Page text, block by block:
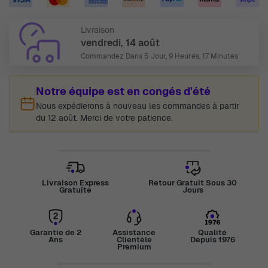
Livraison
vendredi, 14 août
Commandez Dans 5 Jour, 9 Heures, 17 Minutes
Notre équipe est en congés d'été
Nous expédierons à nouveau les commandes à partir
du 12 août. Merci de votre patience.
Livraison Express
Gratuite
Retour Gratuit Sous 30
Jours
Garantie de 2
Ans
Assistance
Clientèle
Premium
Qualité
Depuis 1976